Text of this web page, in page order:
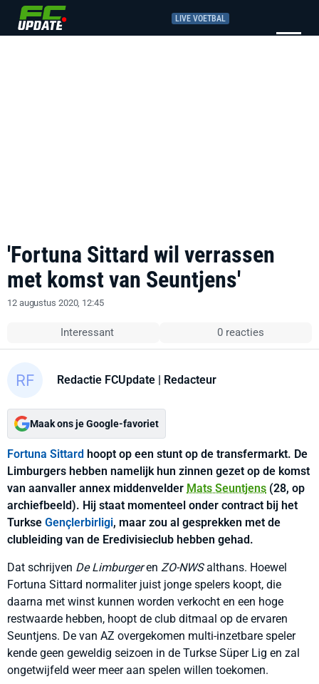
LIVE VOETBAL
'Fortuna Sittard wil verrassen
met komst van Seuntjens'
12 augustus 2020, 12:45
Interessant 0 reacties
Redactie FCUpdate | Redacteur
Maak ons je Google-favoriet
Fortuna Sittard hoopt op een stunt op de transfermarkt. De
Limburgers hebben namelijk hun zinnen gezet op de komst
van aanvaller annex middenvelder Mats Seuntjens (28, op
archiefbeeld). Hij staat momenteel onder contract bij het
Turkse Gençlerbirligi, maar zou al gesprekken met de
clubleiding van de Eredivisieclub hebben gehad.
Dat schrijven De Limburgeren ZO-NWSalthans. Hoewel
Fortuna Sittard normaliter juist jonge spelers koopt, die
daarna met winst kunnen worden verkocht en een hoge
restwaarde hebben, hoopt de club ditmaal op de ervaren
Seuntjens. De van AZ overgekomen multi-inzetbare speler
kende geen geweldig seizoen in de Turkse Süper Lig en zal
ongetwijfeld weer meer aan spelen willen toekomen.